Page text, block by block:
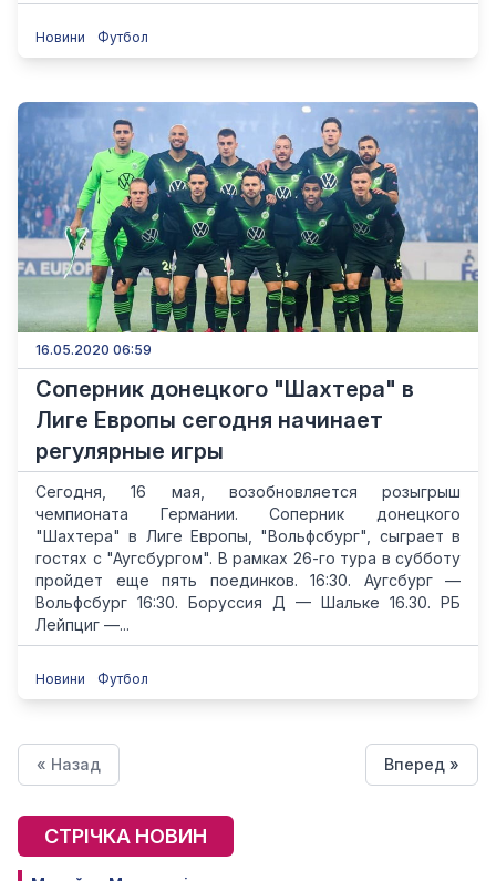
Новини Футбол
16.05.2020 06:59
Соперник донецкого "Шахтера" в
Лиге Европы сегодня начинает
регулярные игры
Сегодня, 16 мая, возобновляется розыгрыш
чемпионата Германии. Соперник донецкого
"Шахтера" в Лиге Европы, "Вольфсбург", сыграет в
гостях с "Аугсбургом". В рамках 26-го тура в субботу
пройдет еще пять поединков. 16:30. Аугсбург —
Вольфсбург 16:30. Боруссия Д — Шальке 16.30. РБ
Лейпциг —...
Новини Футбол
« Назад Вперед »
СТРІЧКА НОВИН